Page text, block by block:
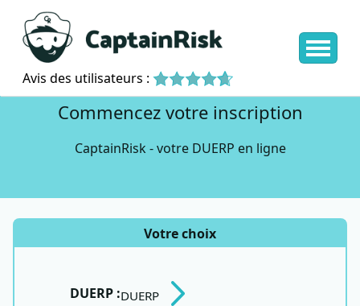
Avis des utilisateurs :
Commencez votre inscription
CaptainRisk - votre DUERP en ligne
Votre choix
DUERP :DUERP